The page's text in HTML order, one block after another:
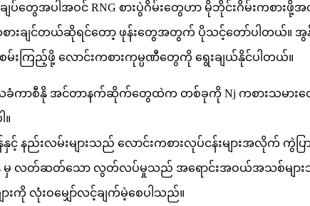
ချပ်တွေအပါအဝင် RNG စားပွဲဂိမ်းတွေဟာ မိုဘိုင်းဂိမ်းကစာ
းချင်တယ်ဆိုရင်တော့ ဖုန်းတွေအတွက် ပိုသင့်တော်ပါတယ်။ အွန်
မ်းကြည့်ဖို့ လောင်းကစားကုမ္ပဏီတွေကို ရွေးချယ်နိုင်ပါတယ်။
ခံကာစီနို အင်တာနက်ဆိုက်တွေထဲက တစ်ခုကို Nj ကစားသမားတွေ
င့် နည်းလမ်းများသည် လောင်းကစားလုပ်ငန်းများအလိုက် ကွဲပြ
မှ လတ်ဆတ်သော လွတ်လပ်မှုသည် အရောင်းအဝယ်အသစ်မျ
ားကို လုံးဝမျှော်လင့်ချက်မဲ့စေပါသည်။